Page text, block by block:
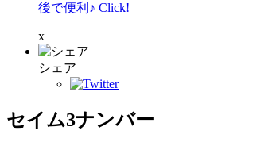
後で便利♪ Click!
x
シェア
セイム3ナンバー